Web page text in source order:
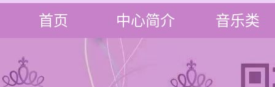
首页 中心简介 音乐类